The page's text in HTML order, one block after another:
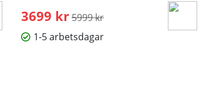
3699 kr Ordinarie pris:
5999 kr
1-5 arbetsdagar